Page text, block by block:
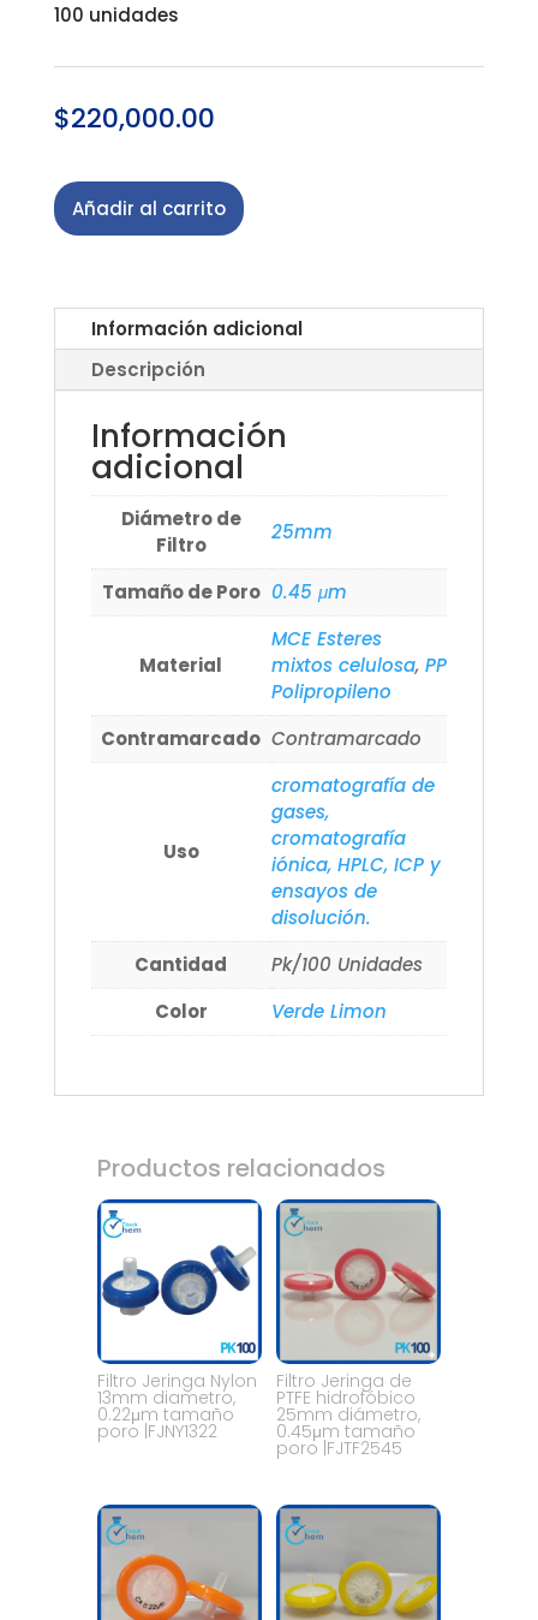
100 unidades
$220,000.00
Añadir al carrito
Información adicional
Descripción
Información
adicional
Diámetro de
Filtro
25mm
Tamaño de Poro 0.45 μm
Material
MCE Esteres
mixtos celulosa, PP
Polipropileno
Contramarcado Contramarcado
Uso
cromatografía de
gases,
cromatografía
iónica, HPLC, ICP y
ensayos de
disolución.
Cantidad
Pk/100 Unidades
Color
Verde Limon
Productos relacionados
Filtro Jeringa Nylon
13mm diametro,
0.22μm tamaño
poro |FJNY1322
Filtro Jeringa de
PTFE hidrofóbico
25mm diámetro,
0.45μm tamaño
poro |FJTF2545